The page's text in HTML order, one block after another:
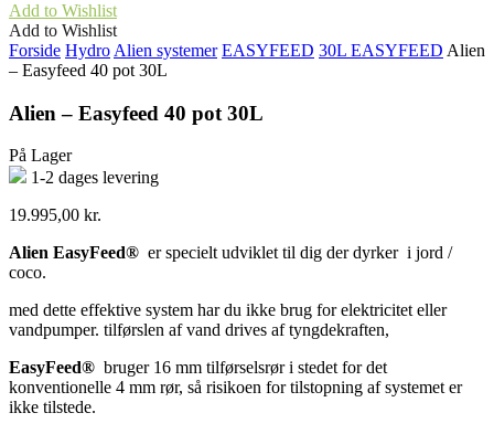
Add to Wishlist
Add to Wishlist
Forside Hydro Alien systemer EASYFEED 30L EASYFEED Alien
– Easyfeed 40 pot 30L
Alien – Easyfeed 40 pot 30L
På Lager
1-2 dages levering
19.995,00 kr.
Alien EasyFeed® er specielt udviklet til dig der dyrker i jord /
coco.
med dette effektive system har du ikke brug for elektricitet eller
vandpumper. tilførslen af vand drives af tyngdekraften,
EasyFeed® bruger 16 mm tilførselsrør i stedet for det
konventionelle 4 mm rør, så risikoen for tilstopning af systemet er
ikke tilstede.